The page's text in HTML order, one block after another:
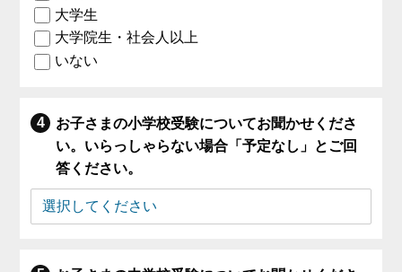
大学生
大学院生・社会人以上
いない
お子さまの小学校受験についてお聞かせくださ
い。いらっしゃらない場合「予定なし」とご回
答ください。